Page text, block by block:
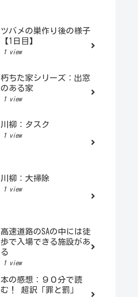
ツバメの巣作り後の様子
【1日目】
1 view
朽ちた家シリーズ：出窓
のある家
1 view
川柳：タスク
1 view
川柳：大掃除
1 view
高速道路のSAの中には徒
歩で入場できる施設があ
る
1 view
本の感想：９０分で読
む！ 超訳「罪と罰」